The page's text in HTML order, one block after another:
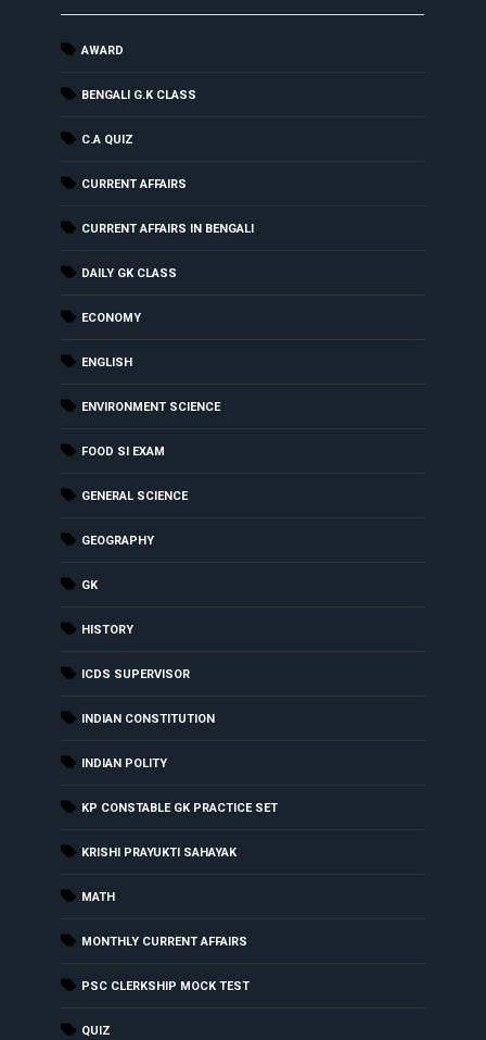
AWARD
BENGALI G.K CLASS
C.A QUIZ
CURRENT AFFAIRS
CURRENT AFFAIRS IN BENGALI
DAILY GK CLASS
ECONOMY
ENGLISH
ENVIRONMENT SCIENCE
FOOD SI EXAM
GENERAL SCIENCE
GEOGRAPHY
GK
HISTORY
ICDS SUPERVISOR
INDIAN CONSTITUTION
INDIAN POLITY
KP CONSTABLE GK PRACTICE SET
KRISHI PRAYUKTI SAHAYAK
MATH
MONTHLY CURRENT AFFAIRS
PSC CLERKSHIP MOCK TEST
QUIZ